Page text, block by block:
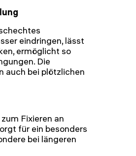
eindringen, lässt
ermöglicht so
Die
auch bei plötzlichen
Fixieren an
für ein besonders
bei längeren